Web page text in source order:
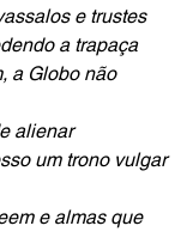
e trustes
a trapaça
a Globo não
alienar
um trono vulgar
e almas que